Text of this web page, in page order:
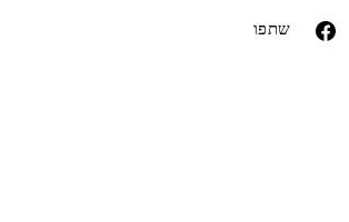
שתפו